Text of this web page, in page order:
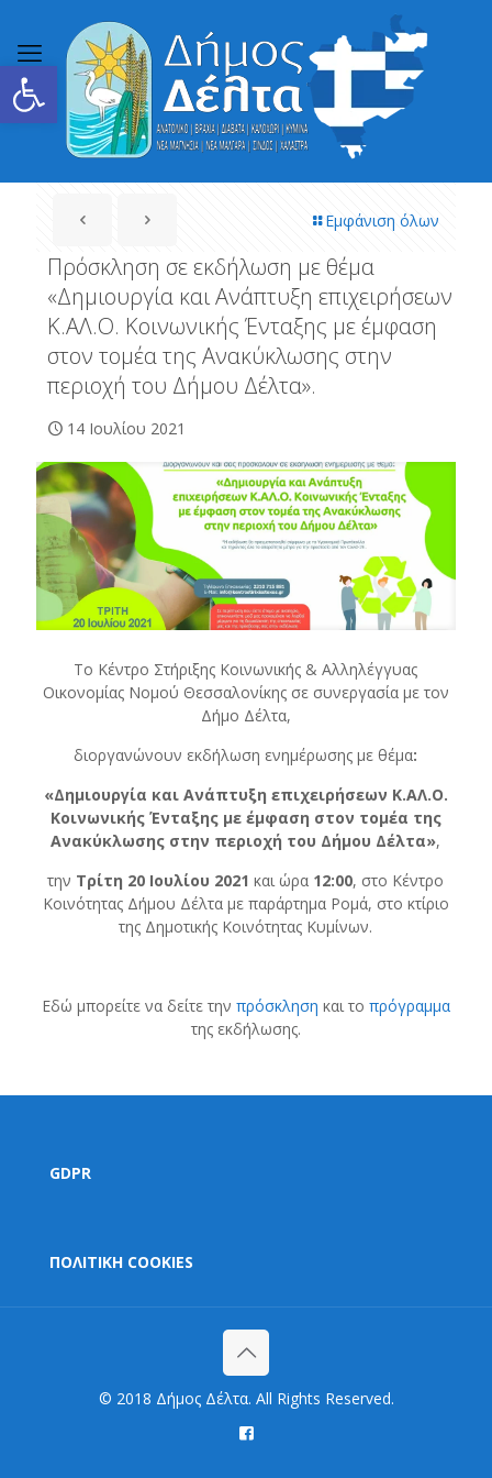
Ανοίξτε τη γραμμή εργαλείων
Εμφάνιση όλων
Πρόσκληση σε εκδήλωση με θέμα
«Δημιουργία και Ανάπτυξη επιχειρήσεων
Κ.ΑΛ.Ο. Κοινωνικής Ένταξης με έμφαση
στον τομέα της Ανακύκλωσης στην
περιοχή του Δήμου Δέλτα».
14 Ιουλίου 2021
Το Κέντρο Στήριξης Κοινωνικής & Αλληλέγγυας
Οικονομίας Νομού Θεσσαλονίκης σε συνεργασία με τον
Δήμο Δέλτα,
διοργανώνουν εκδήλωση ενημέρωσης με θέμα:
«Δημιουργία και Ανάπτυξη επιχειρήσεων Κ.ΑΛ.Ο.
Κοινωνικής Ένταξης με έμφαση στον τομέα της
Ανακύκλωσης στην περιοχή του Δήμου Δέλτα»,
την Τρίτη 20 Ιουλίου 2021 και ώρα 12:00, στο Κέντρο
Κοινότητας Δήμου Δέλτα με παράρτημα Ρομά, στο κτίριο
της Δημοτικής Κοινότητας Κυμίνων.
Εδώ μπορείτε να δείτε την πρόσκληση και το πρόγραμμα
της εκδήλωσης.
GDPR
ΠΟΛΙΤΙΚΗ COOKIES
© 2018 Δήμος Δέλτα. All Rights Reserved.